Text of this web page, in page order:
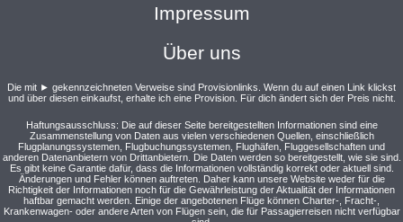
Impressum
Über uns
Die mit ► gekennzeichneten Verweise sind Provisionlinks. Wenn du auf einen Link klickst
und über diesen einkaufst, erhalte ich eine Provision. Für dich ändert sich der Preis nicht.
Haftungsausschluss: Die auf dieser Seite bereitgestellten Informationen sind eine
Zusammenstellung von Daten aus vielen verschiedenen Quellen, einschließlich
Flugplanungssystemen, Flugbuchungssystemen, Flughäfen, Fluggesellschaften und
anderen Datenanbietern von Drittanbietern. Die Daten werden so bereitgestellt, wie sie sind.
Es gibt keine Garantie dafür, dass die Informationen vollständig korrekt oder aktuell sind.
Änderungen und Fehler können auftreten. Daher kann unsere Website weder für die
Richtigkeit der Informationen noch für die Gewährleistung der Aktualität der Informationen
haftbar gemacht werden. Einige der angebotenen Flüge können Charter-, Fracht-,
Krankenwagen- oder andere Arten von Flügen sein, die für Passagierreisen nicht verfügbar